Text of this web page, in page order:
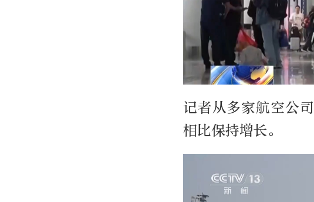
记者从多家航空公
相比保持增长。